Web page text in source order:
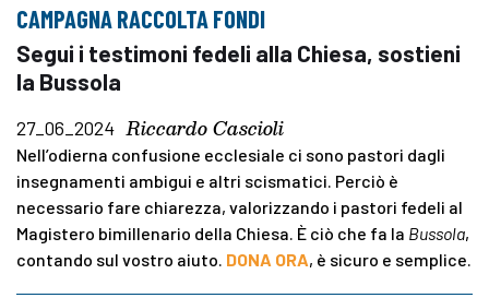
CAMPAGNA RACCOLTA FONDI
Segui i testimoni fedeli alla Chiesa, sostieni
la Bussola
27_06_2024 Riccardo Cascioli
Nell’odierna confusione ecclesiale ci sono pastori dagli
insegnamenti ambigui e altri scismatici. Perciò è
necessario fare chiarezza, valorizzando i pastori fedeli al
Magistero bimillenario della Chiesa. È ciò che fa la Bussola,
contando sul vostro aiuto. DONA ORA, è sicuro e semplice.